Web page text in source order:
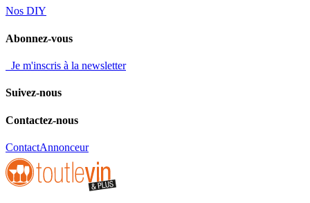
Nos DIY
Abonnez-vous
Je m'inscris à la newsletter
Suivez-nous
Contactez-nous
ContactAnnonceur